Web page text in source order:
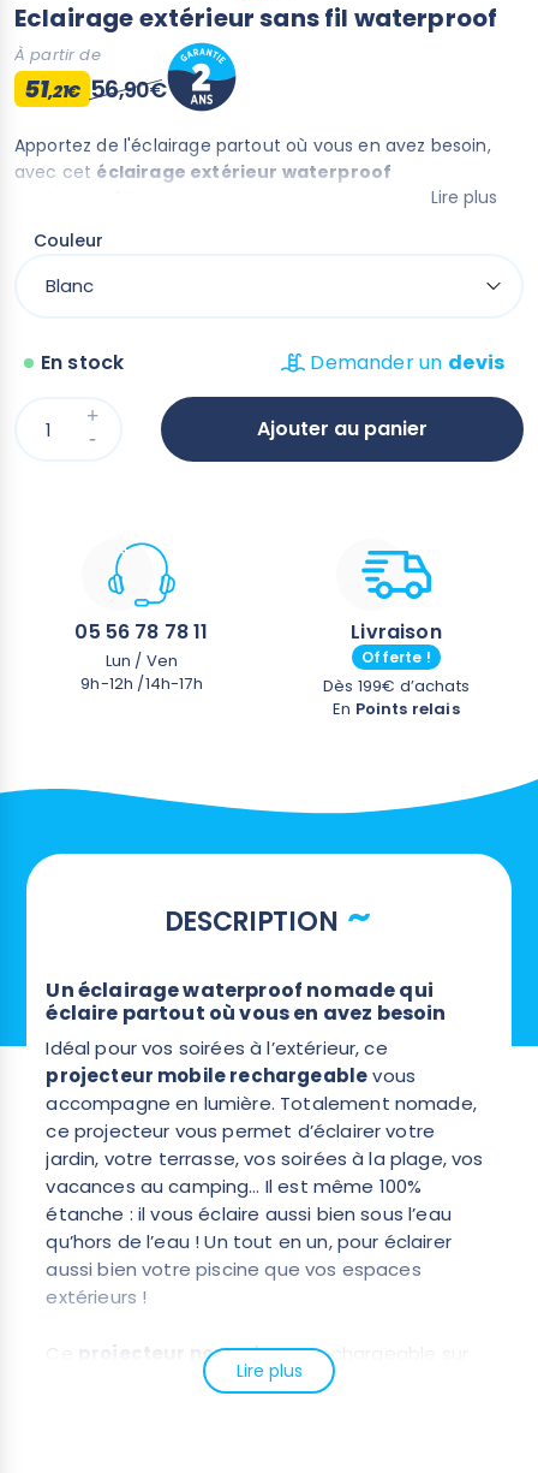
Eclairage extérieur sans fil waterproof
À partir de
56,90€
51,21€
Apportez de l'éclairage partout où vous en avez besoin,
avec cet éclairage extérieur waterproof
comme dans votre jardin.
Lire plus
Couleur
En stock Demander un devis
Ajouter au panier
05 56 78 78 11
Lun / Ven
9h-12h /14h-17h
Livraison
Offerte !
Dès 199€ d’achats
En Points relais
DESCRIPTION
Un éclairage waterproof nomade qui
éclaire partout où vous en avez besoin
Idéal pour vos soirées à l’extérieur, ce
projecteur mobile rechargeablevous
accompagne en lumière. Totalement nomade,
ce projecteur vous permet d’éclairer votre
jardin, votre terrasse, vos soirées à la plage, vos
vacances au camping… Il est même 100%
étanche : il vous éclaire aussi bien sous l’eau
qu’hors de l’eau ! Un tout en un, pour éclairer
aussi bien votre piscine que vos espaces
extérieurs !
Ce projecteur nomadeest rechargeable sur
batterie Lithium-Ion et dispose d’une
Lire plus